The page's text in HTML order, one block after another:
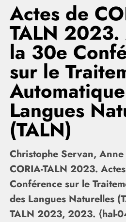
Actes de
TALN
la 30e
sur le
Langues
(TALN)
Christophe Servan,
CORIA-TALN 2023.
Conférence sur le
des Langues Naturelles
TALN 2023, 2023. ⟨hal-